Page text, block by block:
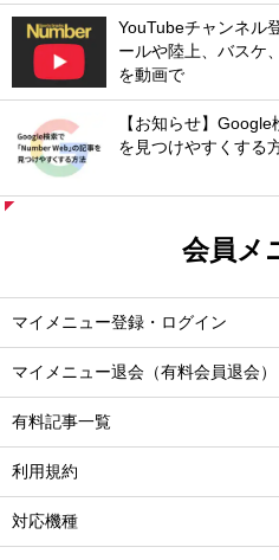
YouTubeチャンネル
ールや陸上、バスケ
を動画で
【お知らせ】
を見つけやすくする
会員メ
マイメニュー登録・ログイン
マイメニュー退会（有料会員退会）
有料記事一覧
利用規約
対応機種